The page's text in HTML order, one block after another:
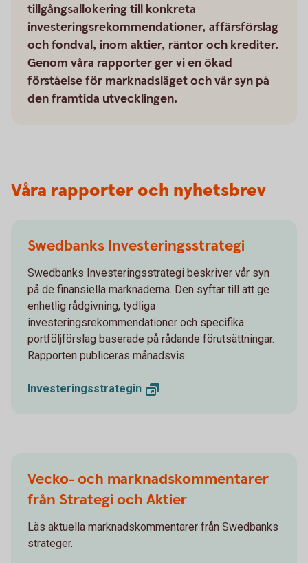
tillgångsallokering till konkreta
investeringsrekommendationer, affärsförslag
och fondval, inom aktier, räntor och krediter.
Genom våra rapporter ger vi en ökad
förståelse för marknadsläget och vår syn på
den framtida utvecklingen.
Våra rapporter och nyhetsbrev
Swedbanks Investeringsstrategi
Swedbanks Investeringsstrategi beskriver vår syn
på de finansiella marknaderna. Den syftar till att ge
enhetlig rådgivning, tydliga
investeringsrekommendationer och specifika
portföljförslag baserade på rådande förutsättningar.
Rapporten publiceras månadsvis.
Investeringsstrategin
Vecko- och marknadskommentarer
från Strategi och Aktier
Läs aktuella marknadskommentarer från Swedbanks
strateger.